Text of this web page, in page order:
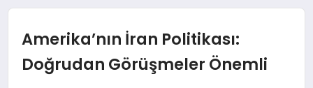
YAŞAM
SAĞLIK
Amerika’nın İran Politikası:
Doğrudan Görüşmeler Önemli